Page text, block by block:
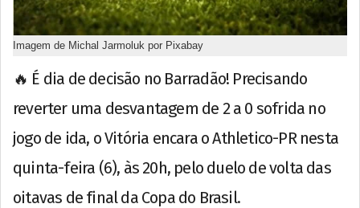
Imagem de Michal Jarmoluk por Pixabay
🔥 É dia de decisão no Barradão! Precisando
reverter uma desvantagem de 2 a 0 sofrida no
jogo de ida, o Vitória encara o Athletico-PR nesta
quinta-feira (6), às 20h, pelo duelo de volta das
oitavas de final da Copa do Brasil.